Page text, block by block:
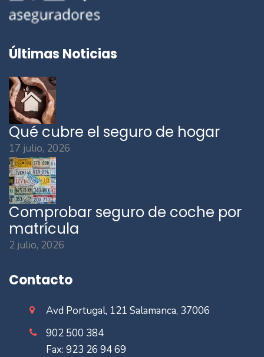
Últimas Noticias
Qué cubre el seguro de hogar
17 julio, 2026
Comprobar seguro de coche por
matrícula
2 julio, 2026
Contacto
Avd Portugal, 121 Salamanca, 37006
902 500 384
Fax: 923 26 94 69